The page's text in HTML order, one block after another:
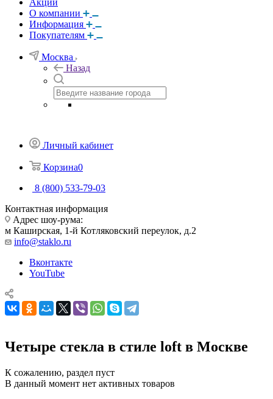
Акции
О компании
Информация
Покупателям
Москва
Назад
Личный кабинет
Корзина0
8 (800) 533-79-03
Контактная информация
Адрес шоу-рума:
м Каширская, 1-й Котляковский переулок, д.2
info@staklo.ru
Вконтакте
YouTube
Четыре стекла в стиле loft в Москве
К сожалению, раздел пуст
В данный момент нет активных товаров